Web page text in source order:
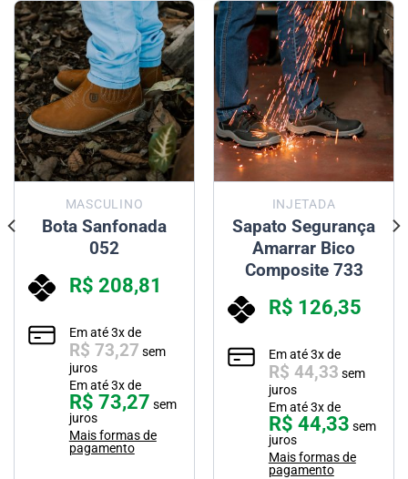
MASCULINO
Bota Sanfonada
052
R$ 208,81
Em até3x de
R$ 73,27 sem
juros
Em até3x de
R$ 73,27 sem
juros
Mais formas de
pagamento
INJETADA
Sapato Segurança
Amarrar Bico
Composite 733
R$ 126,35
Em até3x de
R$ 44,33 sem
juros
Em até3x de
R$ 44,33 sem
juros
Mais formas de
pagamento